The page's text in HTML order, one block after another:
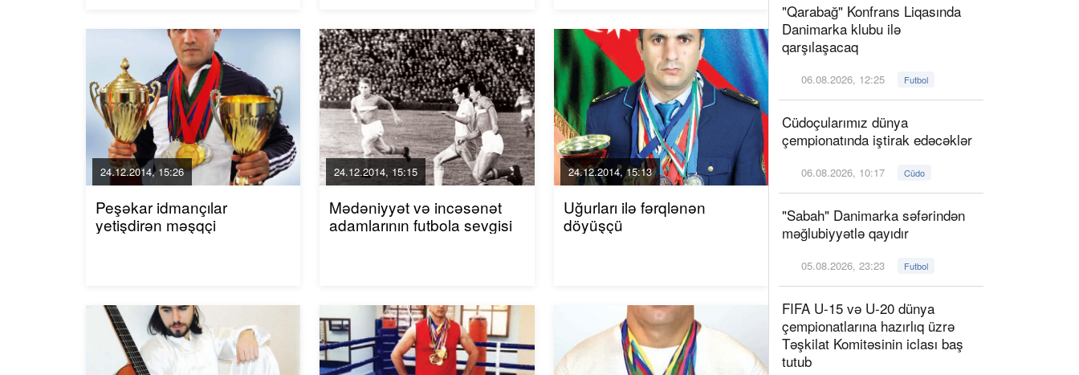
24.12.2014, 15:26
Peşəkar idmançılar
yetişdirən məşqçi
24.12.2014, 15:15
Mədəniyyət və incəsənət
adamlarının futbola sevgisi
24.12.2014, 15:13
Uğurları ilə fərqlənən
döyüşçü
"Qarabağ" Konfrans Liqasında
Danimarka klubu ilə
qarşılaşacaq
06.08.2026, 12:25 Futbol
Cüdoçularımız dünya
çempionatında iştirak edəcəklər
06.08.2026, 10:17 Cüdo
"Sabah" Danimarka səfərindən
məğlubiyyətlə qayıdır
05.08.2026, 23:23 Futbol
FIFA U-15 və U-20 dünya
çempionatlarına hazırlıq üzrə
Təşkilat Komitəsinin iclası baş
tutub